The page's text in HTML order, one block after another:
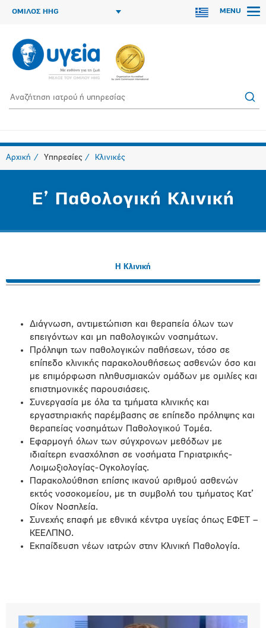
ΟΜΙΛΟΣ HHG MENU
Αρχική Υπηρεσίες Κλινικές
Ε’ Παθολογική Κλινική
Η Κλινική
Διάγνωση, αντιμετώπιση και θεραπεία όλων των
επειγόντων και μη παθολογικών νοσημάτων.
Πρόληψη των παθολογικών παθήσεων, τόσο σε
επίπεδο κλινικής παρακολουθήσεως ασθενών όσο και
με επιμόρφωση πληθυσμιακών ομάδων με ομιλίες και
επιστημονικές παρουσιάσεις.
Συνεργασία με όλα τα τμήματα κλινικής και
εργαστηριακής παρέμβασης σε επίπεδο πρόληψης και
θεραπείας νοσημάτων Παθολογικού Τομέα.
Εφαρμογή όλων των σύγχρονων μεθόδων με
ιδιαίτερη ενασχόληση σε νοσήματα Γηριατρικής-
Λοιμωξιολογίας-Ογκολογίας.
Παρακολούθηση επίσης ικανού αριθμού ασθενών
εκτός νοσοκομείου, με τη συμβολή του τμήματος Κατ’
Οίκον Νοσηλεία.
Συνεχής επαφή με εθνικά κέντρα υγείας όπως ΕΦΕΤ –
ΚΕΕΛΠΝΟ.
Εκπαίδευση νέων ιατρών στην Κλινική Παθολογία.